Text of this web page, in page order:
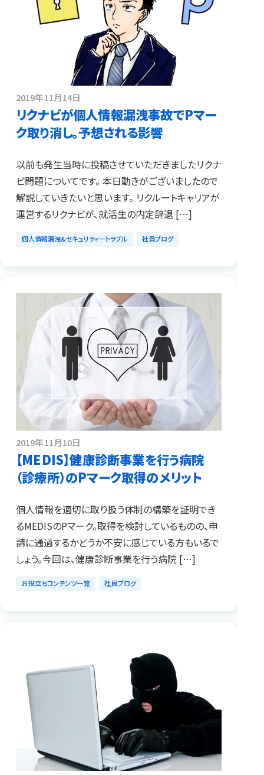
2019年11月14日
リクナビが個人情報漏洩事故でPマー
ク取り消し。予想される影響
以前も発生当時に投稿させていただきましたリクナ
ビ問題についてです。 本日動きがございましたので
解説していきたいと思います。 リクルートキャリアが
運営するリクナビが、就活生の内定辞退 […]
個人情報漏洩&セキュリティートラブル 社員ブログ
2019年11月10日
【MEDIS】健康診断事業を行う病院
（診療所）のPマーク取得のメリット
個人情報を適切に取り扱う体制の構築を証明でき
るMEDISのPマーク。取得を検討しているものの、申
請に通過するかどうか不安に感じている方もいるで
しょう。今回は、健康診断事業を行う病院 […]
お役立ちコンテンツ一覧 社員ブログ